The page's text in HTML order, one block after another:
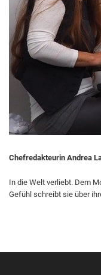
Chefredakteurin Andrea
In die Welt verliebt. Dem
Gefühl schreibt sie über